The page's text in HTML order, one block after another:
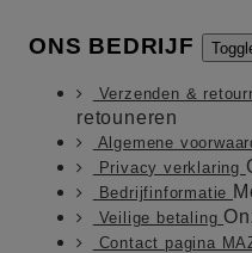
ONS BEDRIJF
Verzenden &
retouneren
Algemene
Privacy verklaring
Bedrijfinformatie
Veilige betaling
Contact pagina